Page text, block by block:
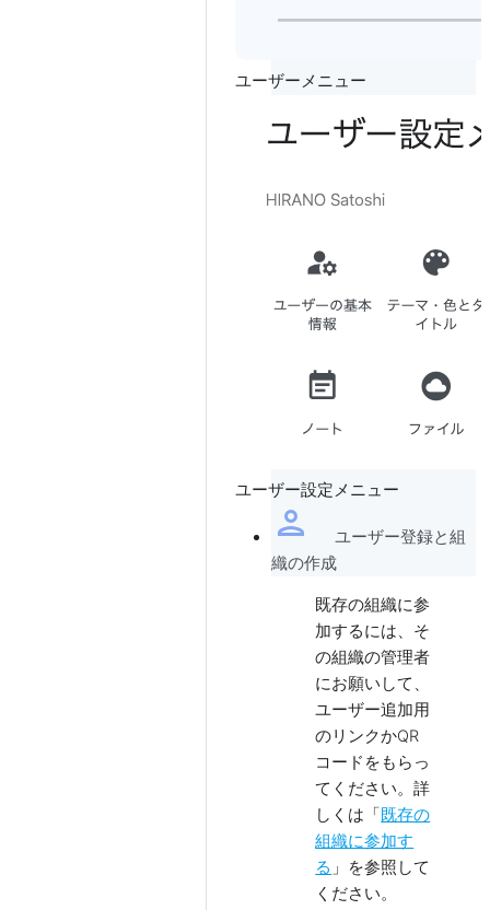
ユーザーメニュー
ユーザー設定メニュー
person
ユーザー登録と組
織の作成
既存の組織に参
加するには、そ
の組織の管理者
にお願いして、
ユーザー追加用
のリンクかQR
コードをもらっ
てください。詳
しくは「既存の
組織に参加す
る 」を参照して
ください。